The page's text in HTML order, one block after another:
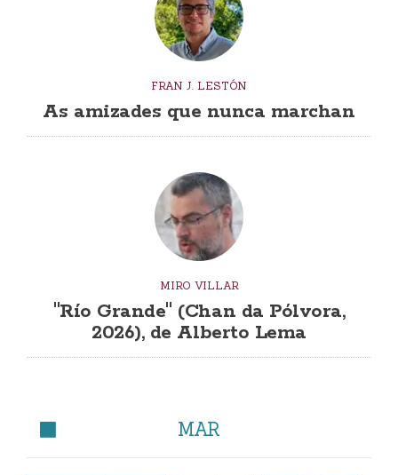
FRAN J. LESTÓN
As amizades que nunca marchan
MIRO VILLAR
"Río Grande" (Chan da Pólvora,
2026), de Alberto Lema
MAR